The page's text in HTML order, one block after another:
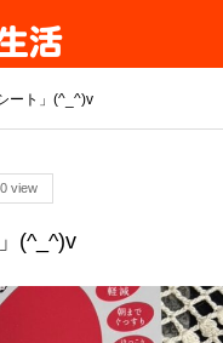
ート」(^_^)v
view
(^_^)v